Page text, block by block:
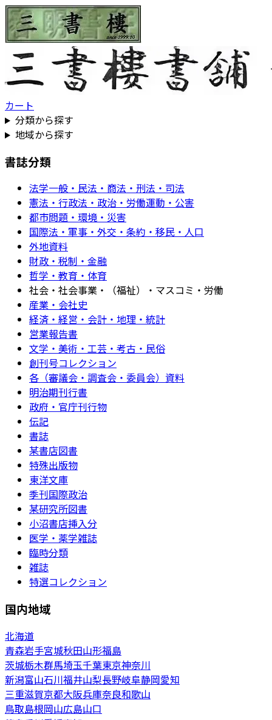
カート
分類から探す
地域から探す
書誌分類
法学一般・民法・商法・刑法・司法
憲法・行政法・政治・労働運動・公害
都市問題・環境・災害
国際法・軍事・外交・条約・移民・人口
外地資料
財政・税制・金融
哲学・教育・体育
社会・社会事業・（福祉）・マスコミ・労働
産業・会社史
経済・経営・会計・地理・統計
営業報告書
文学・美術・工芸・考古・民俗
創刊号コレクション
各（審議会・調査会・委員会）資料
明治期刊行書
政府・官庁刊行物
伝記
書誌
某書店図書
特殊出版物
東洋文庫
季刊国際政治
某研究所図書
小沼書店挿入分
医学・薬学雑誌
臨時分類
雑誌
特選コレクション
国内地域
北海道
青森岩手宮城秋田山形福島
茨城栃木群馬埼玉千葉東京神奈川
新潟富山石川福井山梨長野岐阜静岡愛知
三重滋賀京都大阪兵庫奈良和歌山
鳥取島根岡山広島山口